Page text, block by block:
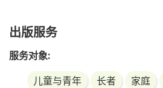
出版服务
服务对象:
儿童与青年
长者 家庭